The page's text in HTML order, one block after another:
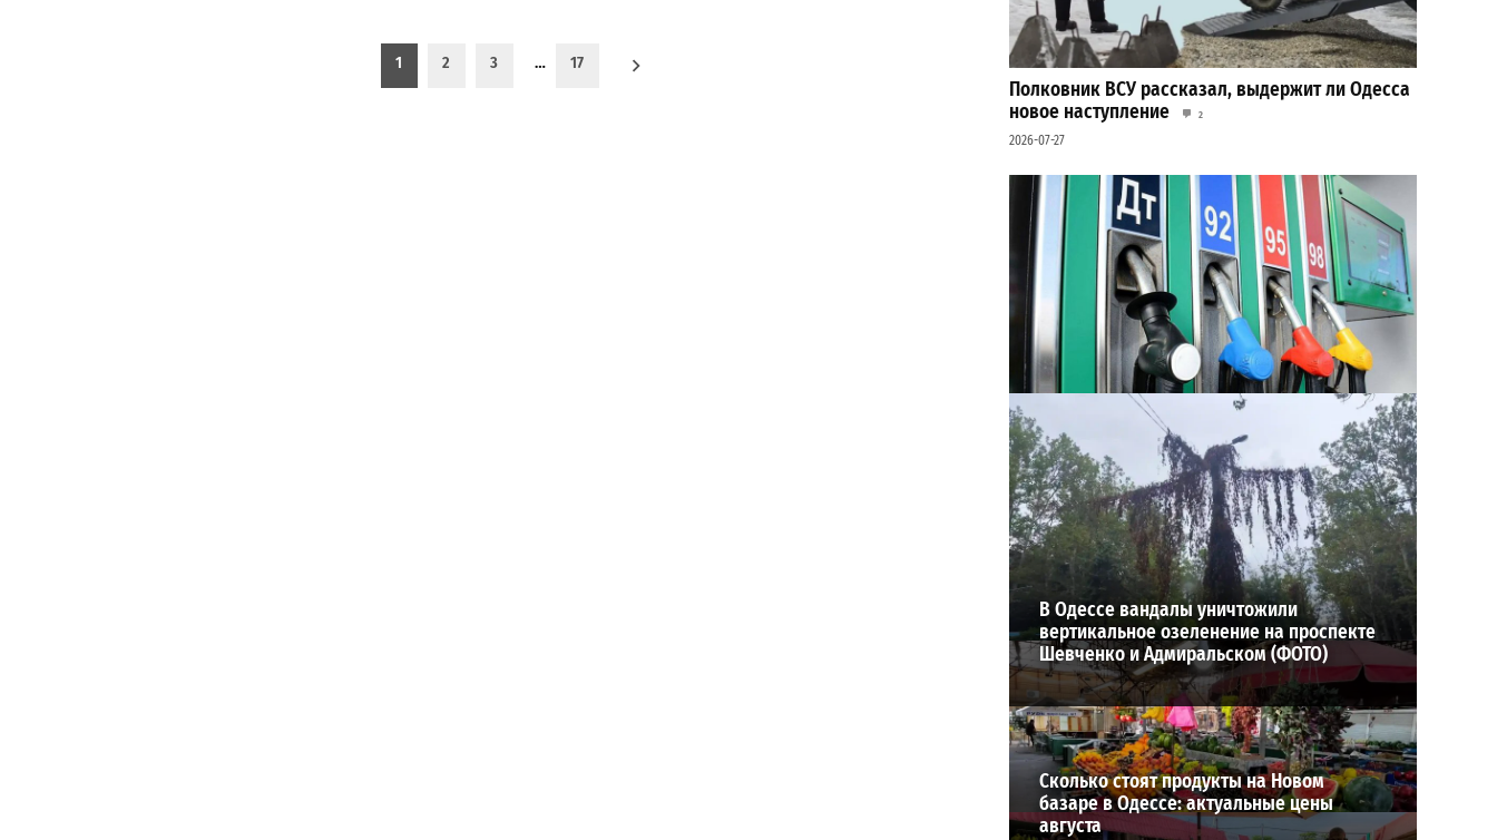
1 2 3 … 17
Полковник ВСУ рассказал, выдержит ли Одесса
новое наступление
2
2026-07-27
Неприятный сюрприз для водителей Одессы: на
АЗС снова взлетели цены
2026-07-28
ВИБОР РЕДАКЦИИ
В Одессе вандалы уничтожили
вертикальное озеленение на проспекте
Шевченко и Адмиральском (ФОТО)
Сколько стоят продукты на Новом
базаре в Одессе: актуальные цены
августа